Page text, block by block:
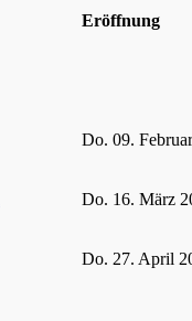
Eröffnung
Do. 09.
Do. 16. März
Do. 27. April